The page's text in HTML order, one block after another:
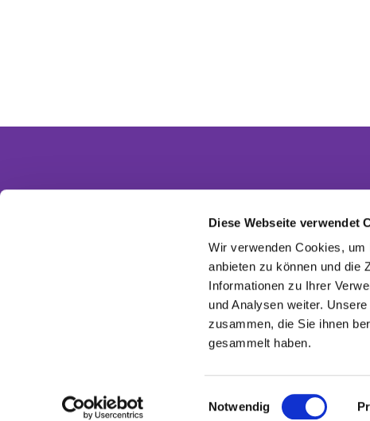
Diese Webseite verwendet
Wir verwenden Cookies,
anbieten zu können und die
Informationen zu Ihrer
und Analysen weiter.
zusammen, die Sie ihnen
gesammelt haben.
i
Notwendig
Partnergemeinden
Ev. Invitasgemeinde Glasow-Mahlow
Ev. Kirchengemeinde Dahlewitz-Diedersdorf
Ev. Versöhnungsgemeinde Rangsdorf
Ev. Kirchenkreis Zossen-Fläming
EKBO - Evangelisch im Osten